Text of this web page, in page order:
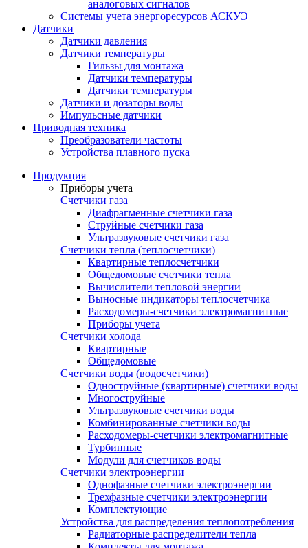
аналоговых сигналов
Системы учета энергоресурсов АСКУЭ
Датчики
Датчики давления
Датчики температуры
Гильзы для монтажа
Датчики температуры
Датчики температуры
Датчики и дозаторы воды
Импульсные датчики
Приводная техника
Преобразователи частоты
Устройства плавного пуска
Продукция
Приборы учета
Счетчики газа
Диафрагменные счетчики газа
Струйные счетчики газа
Ультразвуковые счетчики газа
Счетчики тепла (теплосчетчики)
Квартирные теплосчетчики
Общедомовые счетчики тепла
Вычислители тепловой энергии
Выносные индикаторы теплосчетчика
Расходомеры-счетчики электромагнитные
Приборы учета
Счетчики холода
Квартирные
Общедомовые
Счетчики воды (водосчетчики)
Одноструйные (квартирные) счетчики воды
Многоструйные
Ультразвуковые счетчики воды
Комбинированные счетчики воды
Расходомеры-счетчики электромагнитные
Турбинные
Модули для счетчиков воды
Счетчики электроэнергии
Однофазные счетчики электроэнергии
Трехфазные счетчики электроэнергии
Комплектующие
Устройства для распределения теплопотребления
Радиаторные распределители тепла